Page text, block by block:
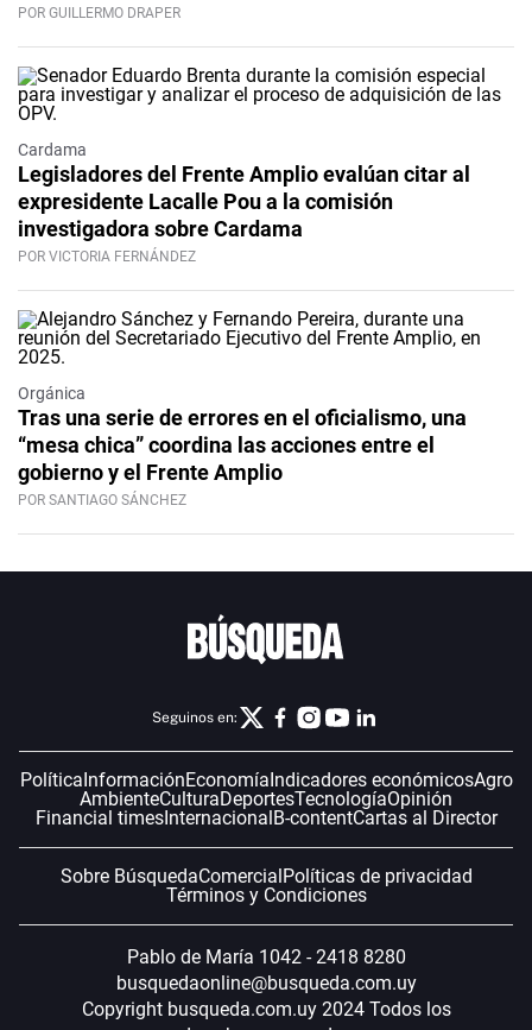
POR GUILLERMO DRAPER
Cardama
Legisladores del Frente Amplio evalúan citar al
expresidente Lacalle Pou a la comisión
investigadora sobre Cardama
POR VICTORIA FERNÁNDEZ
Orgánica
Tras una serie de errores en el oficialismo, una
“mesa chica” coordina las acciones entre el
gobierno y el Frente Amplio
POR SANTIAGO SÁNCHEZ
Seguinos en:
PolíticaInformaciónEconomíaIndicadores económicosAgro
AmbienteCulturaDeportesTecnologíaOpinión
Financial timesInternacionalB-contentCartas al Director
Sobre BúsquedaComercialPolíticas de privacidad
Términos y Condiciones
Pablo de María 1042 - 2418 8280
busquedaonline@busqueda.com.uy
Copyright busqueda.com.uy 2024 Todos los